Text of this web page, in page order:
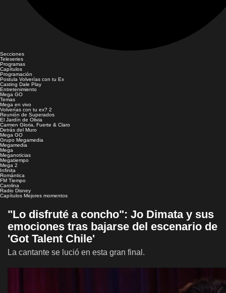
Secciones
Teleseries
Programas
Capítulos
Programación
Postula Volverías con tu Ex
Casting Dale Play
Entretenimiento
Mega GO
Temas
Mega en vivo
Volverías con tu ex? 2
Reunión de Superados
El Jardín de Olivia
Carmen Gloria, Fuerte & Claro
Detrás del Muro
Mega GO
Grupo Megamedia
Megamedia
Mega
Meganoticias
Megatiempo
Mega 2
Infinita
Romántica
FM Tiempo
Carolina
Radio Disney
Capítulos Mejores momentos
"Lo disfruté a concho": Jo Dimata y sus
emociones tras bajarse del escenario de
'Got Talent Chile'
La cantante se lució en esta gran final.